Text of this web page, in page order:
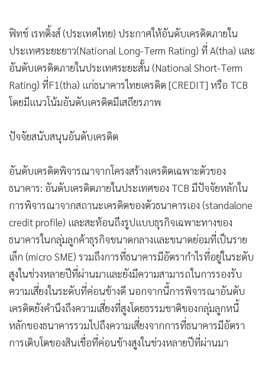
• จีน
• ชุมชน-คุณภาพชีวิต
• อาชญากรรม
• Motoring
•
วิทยาศาสตร์
• หุ้น
• อินโดจีน
• กองทุนรวม
• Celeb Online
• Factcheck
• ญี่ปุ่น
• News1
• Gotomanager
ฟิทช์ เรทติ้งส์ (ประเทศไทย) ประกาศให้อันดับเครดิตภายใน
ประเทศระยะยาว(National Long-Term Rating) ที่ A(tha) และ
อันดับเครดิตภายในประเทศระยะสั้น (National Short-Term
Rating) ที่F1(tha) แก่ธนาคารไทยเครดิต [CREDIT] หรือ TCB
โดยมีแนวโน้มอันดับเครดิตมีเสถียรภาพ
ปัจจัยสนับสนุนอันดับเครดิต
อันดับเครดิตพิจารณาจากโครงสร้างเครดิตเฉพาะตัวของ
ธนาคาร: อันดับเครดิตภายในประเทศของ TCB มีปัจจัยหลักใน
การพิจารณาจากสถานะเครดิตของตัวธนาคารเอง (standalone
credit profile) และสะท้อนถึงรูปแบบธุรกิจเฉพาะทางของ
ธนาคารในกลุ่มลูกค้าธุรกิจขนาดกลางและขนาดย่อมที่เป็นราย
เล็ก (micro SME) รวมถึงการที่ธนาคารมีอัตรากำไรที่อยู่ในระดับ
สูงในช่วงหลายปีที่ผ่านมาและยังมีความสามารถในการรองรับ
ความเสี่ยงในระดับที่ค่อนข้างดี นอกจากนี้การพิจารณาอันดับ
เครดิตยังคำนึงถึงความเสี่ยงที่สูงโดยธรรมชาติของกลุ่มลูกหนี้
หลักของธนาคารรวมไปถึงความเสี่ยงจากการที่ธนาคารมีอัตรา
การเติบโตของสินเชื่อที่ค่อนข้างสูงในช่วงหลายปีที่ผ่านมา